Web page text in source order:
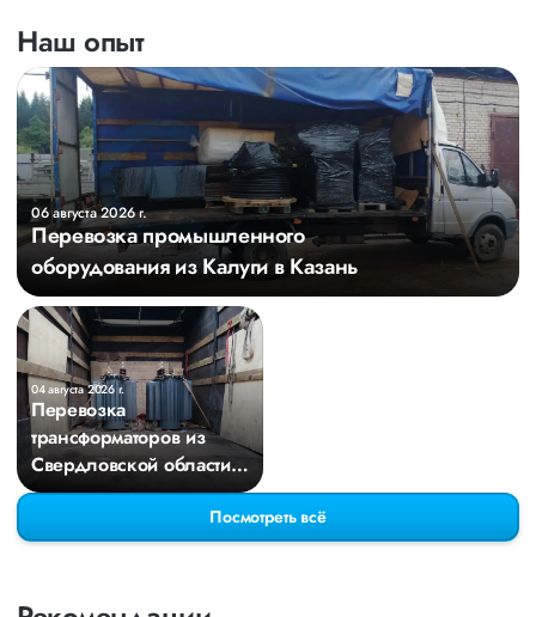
Наш опыт
06 августа 2026 г.
Перевозка промышленного
оборудования из Калуги в Казань
04 августа 2026 г.
Перевозка
трансформаторов из
Свердловской области в
Киров
Посмотреть всё